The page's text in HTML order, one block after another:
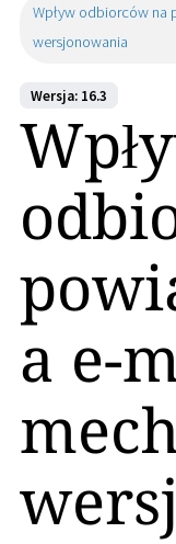
Wpływ odbiorców na
wersjonowania
Wersja: 16.3
a e-